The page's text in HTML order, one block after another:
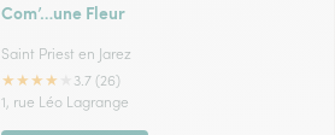
Com’…une Fleur
Saint Priest en Jarez
★★★★
3.7 (26)
1, rue Léo Lagrange